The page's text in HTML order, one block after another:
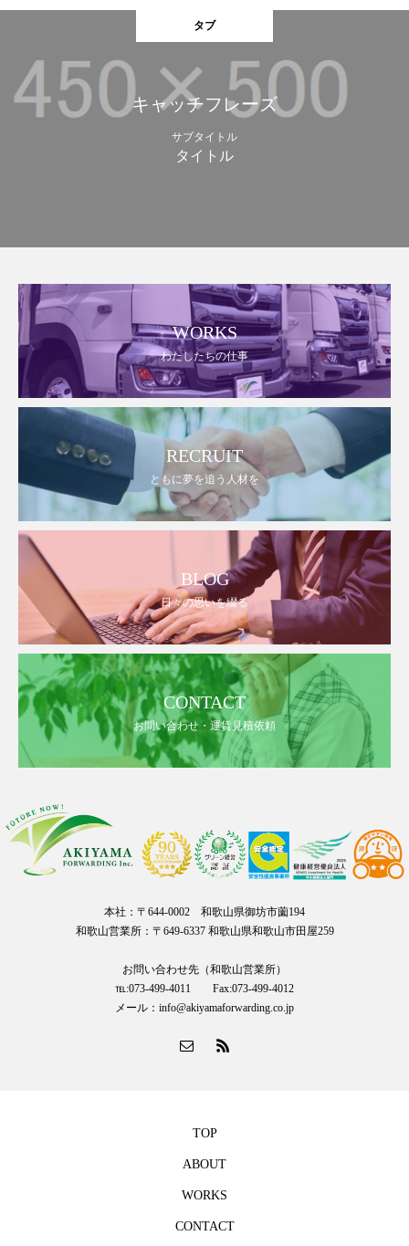
タブ
キャッチフレーズ
サブタイトル
タイトル
WORKS
わたしたちの仕事
RECRUIT
ともに夢を追う人材を
BLOG
日々の思いを綴る
CONTACT
お問い合わせ・運賃見積依頼
本社：〒644-0002 和歌山県御坊市薗194
和歌山営業所：〒649-6337 和歌山県和歌山市田屋259
お問い合わせ先（和歌山営業所）
℡:073-499-4011 Fax:073-499-4012
メール：info@akiyamaforwarding.co.jp
TOP
ABOUT
WORKS
CONTACT